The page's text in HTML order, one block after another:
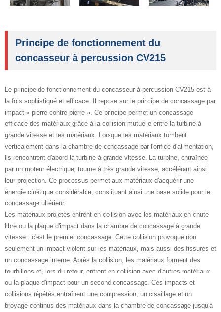
Principe de fonctionnement du
concasseur à percussion CV215
Le principe de fonctionnement du concasseur à percussion CV215 est à
la fois sophistiqué et efficace. Il repose sur le principe de concassage par
impact « pierre contre pierre ». Ce principe permet un concassage
efficace des matériaux grâce à la collision mutuelle entre la turbine à
grande vitesse et les matériaux. Lorsque les matériaux tombent
verticalement dans la chambre de concassage par l'orifice d'alimentation,
ils rencontrent d'abord la turbine à grande vitesse. La turbine, entraînée
par un moteur électrique, tourne à très grande vitesse, accélérant ainsi
leur projection. Ce processus permet aux matériaux d'acquérir une
énergie cinétique considérable, constituant ainsi une base solide pour le
concassage ultérieur.
Les matériaux projetés entrent en collision avec les matériaux en chute
libre ou la plaque d'impact dans la chambre de concassage à grande
vitesse : c'est le premier concassage. Cette collision provoque non
seulement un impact violent sur les matériaux, mais aussi des fissures et
un concassage interne. Après la collision, les matériaux forment des
tourbillons et, lors du retour, entrent en collision avec d'autres matériaux
ou la plaque d'impact pour un second concassage. Ces impacts et
collisions répétés entraînent une compression, un cisaillage et un
broyage continus des matériaux dans la chambre de concassage jusqu'à